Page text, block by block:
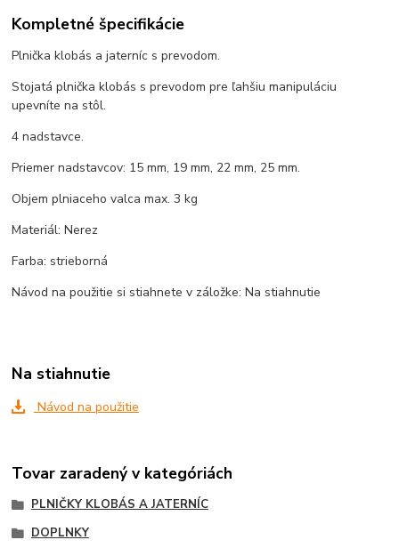
Kompletné špecifikácie
Plnička klobás a jaterníc s prevodom.
Stojatá plnička klobás s prevodom pre ľahšiu manipuláciu
upevníte na stôl.
4 nadstavce.
Priemer nadstavcov: 15 mm, 19 mm, 22 mm, 25 mm.
Objem plniaceho valca max. 3 kg
Materiál: Nerez
Farba: strieborná
Návod na použitie si stiahnete v záložke: Na stiahnutie
Na stiahnutie
Návod na použitie
Tovar zaradený v kategóriách
PLNIČKY KLOBÁS A JATERNÍC
DOPLNKY